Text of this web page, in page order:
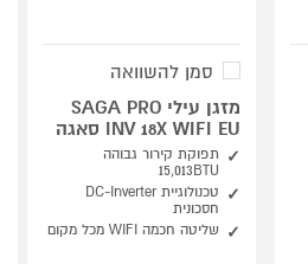
סמן להשוואה
מזגן עילי SAGA PRO
INV 18X WIFI EU סאגה
תפוקת קירור גבוהה
15,013BTU
טכנולוגיית DC-Inverter
חסכונית
שליטה חכמה WIFI מכל מקום